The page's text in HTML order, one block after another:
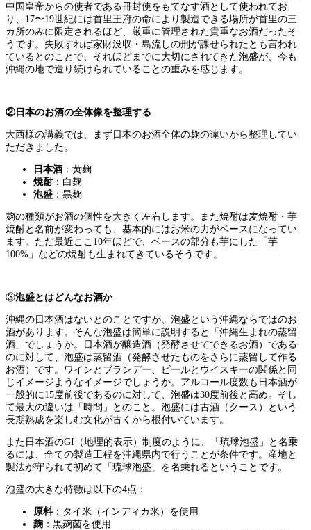
中国皇帝からの使者である冊封使をもてなす酒として使われてお
り、17〜19世紀には首里王府の命により製造できる場所が首里の三
カ所のみに限定されるほど、厳重に管理された貴重なお酒だったそ
うです。失敗すれば家財没収・島流しの刑が課せられたとも言われ
ているとのことで、それほどまでに大切にされてきた泡盛が、今も
沖縄の地で造り続けられていることの重みを感じます。
②日本のお酒の全体像を整理する
大西様の講義では、まず日本のお酒全体の麹の違いから整理してい
ただきました。
日本酒 ：黄麹
焼酎：白麹
泡盛 ：黒麹
麹の種類がお酒の個性を大きく左右します。また焼酎は麦焼酎・芋
焼酎と名前が変わっても、基本的にはお米の力がベースになってい
ます。ただ最近ここ10年ほどで、ベースの部分も芋にした「芋
100%」などの焼酎も生まれてきているそうです。
③泡盛とはどんなお酒か
沖縄の日本酒はないとのことですが、泡盛という沖縄ならではのお
酒があります。そんな泡盛は簡単に説明すると「沖縄生まれの蒸留
酒」でしょうか。日本酒が醸造酒（発酵させてできるお酒）である
のに対して、泡盛は蒸留酒（発酵させたものをさらに蒸留して作る
お酒）です。ワインとブランデー、ビールとウイスキーの関係と同
じイメージようなイメージでしょうか。アルコール度数も日本酒が
一般的に15度前後であるのに対して、泡盛は30度前後と高め。そし
て最大の違いは「時間」とのこと。泡盛には古酒（クース）という
長期熟成を楽しむ文化が古くから根付いています。
また日本酒のGI（地理的表示）制度のように、「琉球泡盛」と名乗
るには、全ての製造工程を沖縄県内で行うことが条件です。産地と
製法が守られて初めて「琉球泡盛」を名乗れるということです。
泡盛の大きな特徴は以下の4点：
原料：タイ米（インディカ米）を使用
麹 ：黒麹菌を使用